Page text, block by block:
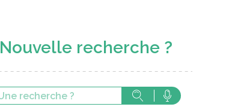
Nouvelle recherche ?